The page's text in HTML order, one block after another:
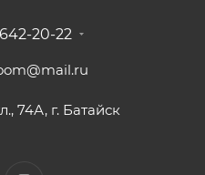
20-22
74А, г. Батайск